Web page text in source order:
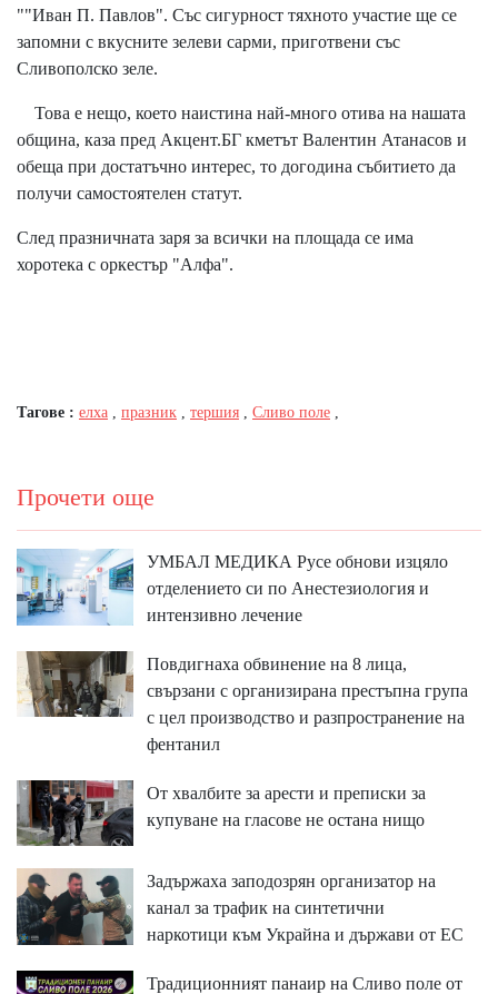
""Иван П. Павлов". Със сигурност тяхното участие ще се
запомни с вкусните зелеви сарми, приготвени със
Сливополско зеле.
Това е нещо, което наистина най-много отива на нашата
община, каза пред Акцент.БГ кметът Валентин Атанасов и
обеща при достатъчно интерес, то догодина събитието да
получи самостоятелен статут.
След празничната заря за всички на площада се има
хоротека с оркестър "Алфа".
Тагове : елха , празник , тершия , Сливо поле ,
Прочети още
УМБАЛ МЕДИКА Русе обнови изцяло
отделението си по Анестезиология и
интензивно лечение
Повдигнаха обвинение на 8 лица,
свързани с организирана престъпна група
с цел производство и разпространение на
фентанил
От хвалбите за арести и преписки за
купуване на гласове не остана нищо
Задържаха заподозрян организатор на
канал за трафик на синтетични
наркотици към Украйна и държави от ЕС
Традиционният панаир на Сливо поле от